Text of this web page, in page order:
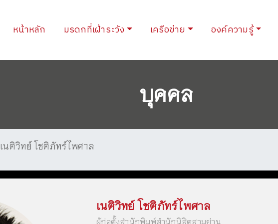
หน้าหลัก (current)
มรดกที่เฝ้าระวัง เครือข่าย องค์ความรู้
บุคคล
เนติวิทย์ โชติภัทร์ไพศาล
เนติวิทย์ โชติภัทร์ไพศาล
ผู้ก่อตั้งสำนักพิมพ์สำนักนิสิตสามย่าน